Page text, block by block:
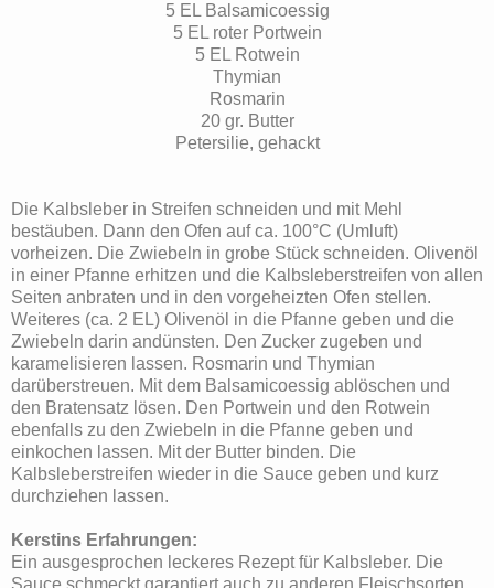
5 EL Balsamicoessig
5 EL roter Portwein
5 EL Rotwein
Thymian
Rosmarin
20 gr. Butter
Petersilie, gehackt
Die Kalbsleber in Streifen schneiden und mit Mehl
bestäuben. Dann den Ofen auf ca. 100°C (Umluft)
vorheizen. Die Zwiebeln in grobe Stück schneiden. Olivenöl
in einer Pfanne erhitzen und die Kalbsleberstreifen von allen
Seiten anbraten und in den vorgeheizten Ofen stellen.
Weiteres (ca. 2 EL) Olivenöl in die Pfanne geben und die
Zwiebeln darin andünsten. Den Zucker zugeben und
karamelisieren lassen. Rosmarin und Thymian
darüberstreuen. Mit dem Balsamicoessig ablöschen und
den Bratensatz lösen. Den Portwein und den Rotwein
ebenfalls zu den Zwiebeln in die Pfanne geben und
einkochen lassen. Mit der Butter binden. Die
Kalbsleberstreifen wieder in die Sauce geben und kurz
durchziehen lassen.
Kerstins Erfahrungen:
Ein ausgesprochen leckeres Rezept für Kalbsleber. Die